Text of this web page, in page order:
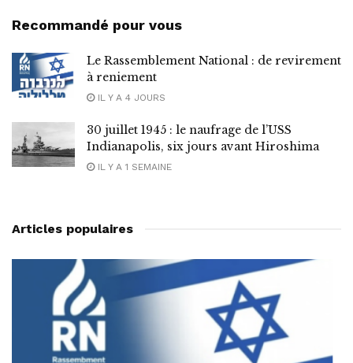
Recommandé pour vous
Le Rassemblement National : de revirement
à reniement
IL Y A 4 JOURS
30 juillet 1945 : le naufrage de l’USS
Indianapolis, six jours avant Hiroshima
IL Y A 1 SEMAINE
Articles populaires